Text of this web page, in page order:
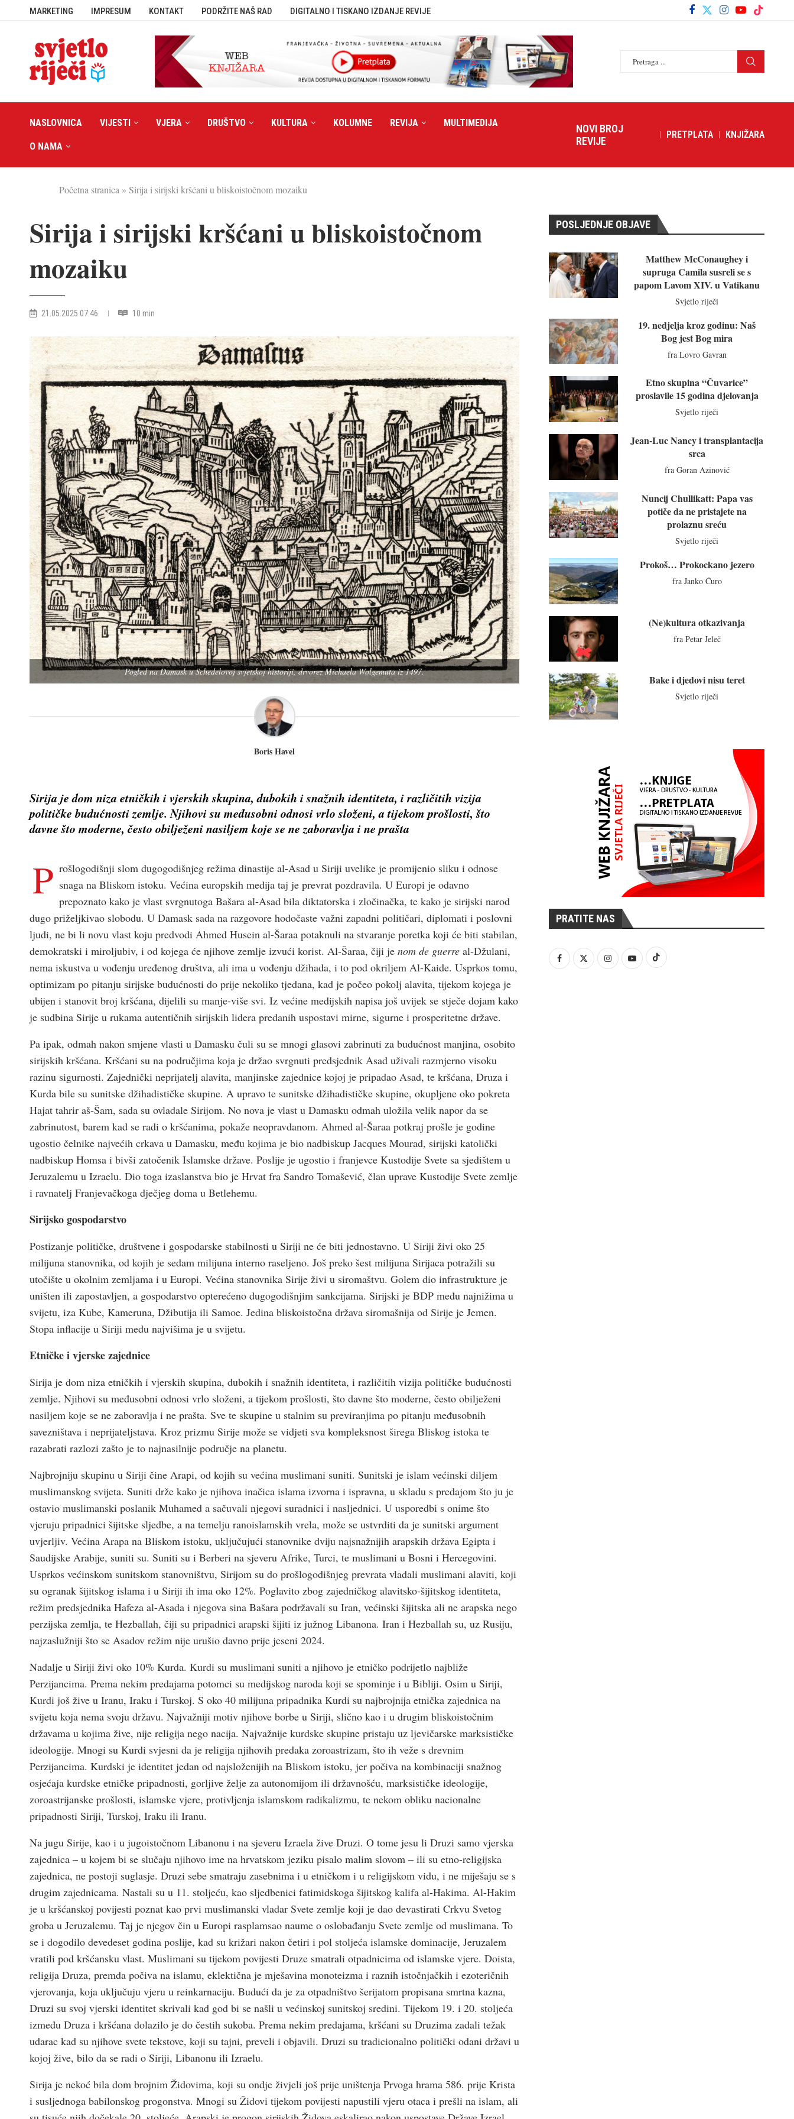
MARKETING IMPRESUM KONTAKT PODRŽITE NAŠ RAD DIGITALNO I TISKANO IZDANJE REVIJE
NASLOVNICA VIJESTI VJERA DRUŠTVO KULTURA KOLUMNE REVIJA MULTIMEDIJA
O NAMA
NOVI BROJ
REVIJE
PRETPLATA KNJIŽARA
Početna stranica » Sirija i sirijski kršćani u bliskoistočnom mozaiku
Sirija i sirijski kršćani u bliskoistočnom
mozaiku
21.05.2025 07:46 10 min
Pogled na Damask u Schedelovoj svjetskoj historiji, drvorez Michaela Wolgemuta iz 1497.
Boris Havel
Sirija je dom niza etničkih i vjerskih skupina, dubokih i snažnih identiteta, i različitih vizija
političke budućnosti zemlje. Njihovi su međusobni odnosi vrlo složeni, a tijekom prošlosti, što
davne što moderne, često obilježeni nasiljem koje se ne zaboravlja i ne prašta
P rošlogodišnji slom dugogodišnjeg režima dinastije al-Asad u Siriji uvelike je promijenio sliku i odnose
snaga na Bliskom istoku. Većina europskih medija taj je prevrat pozdravila. U Europi je odavno
prepoznato kako je vlast svrgnutoga Bašara al-Asad bila diktatorska i zločinačka, te kako je sirijski narod
dugo priželjkivao slobodu. U Damask sada na razgovore hodočaste važni zapadni političari, diplomati i poslovni
ljudi, ne bi li novu vlast koju predvodi Ahmed Husein al-Šaraa potaknuli na stvaranje poretka koji će biti stabilan,
demokratski i miroljubiv, i od kojega će njihove zemlje izvući korist. Al-Šaraa, čiji je nom de guerre al-Džulani,
nema iskustva u vođenju uređenog društva, ali ima u vođenju džihada, i to pod okriljem Al-Kaide. Usprkos tomu,
optimizam po pitanju sirijske budućnosti do prije nekoliko tjedana, kad je počeo pokolj alavita, tijekom kojega je
ubijen i stanovit broj kršćana, dijelili su manje-više svi. Iz većine medijskih napisa još uvijek se stječe dojam kako
je sudbina Sirije u rukama autentičnih sirijskih lidera predanih uspostavi mirne, sigurne i prosperitetne države.
Pa ipak, odmah nakon smjene vlasti u Damasku čuli su se mnogi glasovi zabrinuti za budućnost manjina, osobito
sirijskih kršćana. Kršćani su na područjima koja je držao svrgnuti predsjednik Asad uživali razmjerno visoku
razinu sigurnosti. Zajednički neprijatelj alavita, manjinske zajednice kojoj je pripadao Asad, te kršćana, Druza i
Kurda bile su sunitske džihadističke skupine. A upravo te sunitske džihadističke skupine, okupljene oko pokreta
Hajat tahrir aš-Šam, sada su ovladale Sirijom. No nova je vlast u Damasku odmah uložila velik napor da se
zabrinutost, barem kad se radi o kršćanima, pokaže neopravdanom. Ahmed al-Šaraa potkraj prošle je godine
ugostio čelnike najvećih crkava u Damasku, među kojima je bio nadbiskup Jacques Mourad, sirijski katolički
nadbiskup Homsa i bivši zatočenik Islamske države. Poslije je ugostio i franjevce Kustodije Svete sa sjedištem u
Jeruzalemu u Izraelu. Dio toga izaslanstva bio je Hrvat fra Sandro Tomašević, član uprave Kustodije Svete zemlje
i ravnatelj Franjevačkoga dječjeg doma u Betlehemu.
Sirijsko gospodarstvo
Postizanje političke, društvene i gospodarske stabilnosti u Siriji ne će biti jednostavno. U Siriji živi oko 25
milijuna stanovnika, od kojih je sedam milijuna interno raseljeno. Još preko šest milijuna Sirijaca potražili su
utočište u okolnim zemljama i u Europi. Većina stanovnika Sirije živi u siromaštvu. Golem dio infrastrukture je
uništen ili zapostavljen, a gospodarstvo opterećeno dugogodišnjim sankcijama. Sirijski je BDP među najnižima u
svijetu, iza Kube, Kameruna, Džibutija ili Samoe. Jedina bliskoistočna država siromašnija od Sirije je Jemen.
Stopa inflacije u Siriji među najvišima je u svijetu.
Etničke i vjerske zajednice
Sirija je dom niza etničkih i vjerskih skupina, dubokih i snažnih identiteta, i različitih vizija političke budućnosti
zemlje. Njihovi su međusobni odnosi vrlo složeni, a tijekom prošlosti, što davne što moderne, često obilježeni
nasiljem koje se ne zaboravlja i ne prašta. Sve te skupine u stalnim su previranjima po pitanju međusobnih
savezništava i neprijateljstava. Kroz prizmu Sirije može se vidjeti sva kompleksnost širega Bliskog istoka te
razabrati razlozi zašto je to najnasilnije područje na planetu.
Najbrojniju skupinu u Siriji čine Arapi, od kojih su većina muslimani suniti. Sunitski je islam većinski diljem
muslimanskog svijeta. Suniti drže kako je njihova inačica islama izvorna i ispravna, u skladu s predajom što ju je
ostavio muslimanski poslanik Muhamed a sačuvali njegovi suradnici i nasljednici. U usporedbi s onime što
vjeruju pripadnici šijitske sljedbe, a na temelju ranoislamskih vrela, može se ustvrditi da je sunitski argument
uvjerljiv. Većina Arapa na Bliskom istoku, uključujući stanovnike dviju najsnažnijih arapskih država Egipta i
Saudijske Arabije, suniti su. Suniti su i Berberi na sjeveru Afrike, Turci, te muslimani u Bosni i Hercegovini.
Usprkos većinskom sunitskom stanovništvu, Sirijom su do prošlogodišnjeg prevrata vladali muslimani alaviti, koji
su ogranak šijitskog islama i u Siriji ih ima oko 12%. Poglavito zbog zajedničkog alavitsko-šijitskog identiteta,
režim predsjednika Hafeza al-Asada i njegova sina Bašara podržavali su Iran, većinski šijitska ali ne arapska nego
perzijska zemlja, te Hezballah, čiji su pripadnici arapski šijiti iz južnog Libanona. Iran i Hezballah su, uz Rusiju,
najzaslužniji što se Asadov režim nije urušio davno prije jeseni 2024.
Nadalje u Siriji živi oko 10% Kurda. Kurdi su muslimani suniti a njihovo je etničko podrijetlo najbliže
Perzijancima. Prema nekim predajama potomci su medijskog naroda koji se spominje i u Bibliji. Osim u Siriji,
Kurdi još žive u Iranu, Iraku i Turskoj. S oko 40 milijuna pripadnika Kurdi su najbrojnija etnička zajednica na
svijetu koja nema svoju državu. Najvažniji motiv njihove borbe u Siriji, slično kao i u drugim bliskoistočnim
državama u kojima žive, nije religija nego nacija. Najvažnije kurdske skupine pristaju uz ljevičarske marksističke
ideologije. Mnogi su Kurdi svjesni da je religija njihovih predaka zoroastrizam, što ih veže s drevnim
Perzijancima. Kurdski je identitet jedan od najsloženijih na Bliskom istoku, jer počiva na kombinaciji snažnog
osjećaja kurdske etničke pripadnosti, gorljive želje za autonomijom ili državnošću, marksističke ideologije,
zoroastrijanske prošlosti, islamske vjere, protivljenja islamskom radikalizmu, te nekom obliku nacionalne
pripadnosti Siriji, Turskoj, Iraku ili Iranu.
Na jugu Sirije, kao i u jugoistočnom Libanonu i na sjeveru Izraela žive Druzi. O tome jesu li Druzi samo vjerska
zajednica – u kojem bi se slučaju njihovo ime na hrvatskom jeziku pisalo malim slovom – ili su etno-religijska
zajednica, ne postoji suglasje. Druzi sebe smatraju zasebnima i u etničkom i u religijskom vidu, i ne miješaju se s
drugim zajednicama. Nastali su u 11. stoljeću, kao sljedbenici fatimidskoga šijitskog kalifa al-Hakima. Al-Hakim
je u kršćanskoj povijesti poznat kao prvi muslimanski vladar Svete zemlje koji je dao devastirati Crkvu Svetog
groba u Jeruzalemu. Taj je njegov čin u Europi rasplamsao naume o oslobađanju Svete zemlje od muslimana. To
se i dogodilo devedeset godina poslije, kad su križari nakon četiri i pol stoljeća islamske dominacije, Jeruzalem
vratili pod kršćansku vlast. Muslimani su tijekom povijesti Druze smatrali otpadnicima od islamske vjere. Doista,
religija Druza, premda počiva na islamu, eklektična je mješavina monoteizma i raznih istočnjačkih i ezoteričnih
vjerovanja, koja uključuju vjeru u reinkarnaciju. Budući da je za otpadništvo šerijatom propisana smrtna kazna,
Druzi su svoj vjerski identitet skrivali kad god bi se našli u većinskoj sunitskoj sredini. Tijekom 19. i 20. stoljeća
između Druza i kršćana dolazilo je do čestih sukoba. Prema nekim predajama, kršćani su Druzima zadali težak
udarac kad su njihove svete tekstove, koji su tajni, preveli i objavili. Druzi su tradicionalno politički odani državi u
kojoj žive, bilo da se radi o Siriji, Libanonu ili Izraelu.
Sirija je nekoć bila dom brojnim Židovima, koji su ondje živjeli još prije uništenja Prvoga hrama 586. prije Krista
i susljednoga babilonskog progonstva. Mnogi su Židovi tijekom povijesti napustili vjeru otaca i prešli na islam, ali
POSLJEDNJE OBJAVE
Matthew McConaughey i
supruga Camila susreli se s
papom Lavom XIV. u Vatikanu
Svjetlo riječi
19. nedjelja kroz godinu: Naš
Bog jest Bog mira
fra Lovro Gavran
Etno skupina “Čuvarice”
proslavile 15 godina djelovanja
Svjetlo riječi
Jean-Luc Nancy i transplantacija
srca
fra Goran Azinović
Nuncij Chullikatt: Papa vas
potiče da ne pristajete na
prolaznu sreću
Svjetlo riječi
Prokoš… Prokockano jezero
fra Janko Ćuro
(Ne)kultura otkazivanja
fra Petar Jeleč
Bake i djedovi nisu teret
Svjetlo riječi
PRATITE NAS